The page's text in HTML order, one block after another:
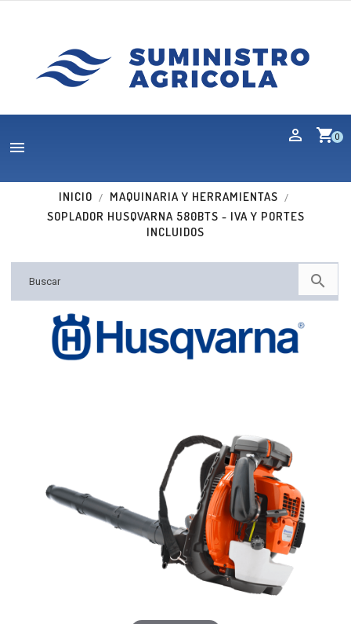
shopping_cart0

INICIO
MAQUINARIA Y HERRAMIENTAS
SOPLADOR HUSQVARNA 580BTS - IVA Y PORTES
INCLUIDOS

Nuevo